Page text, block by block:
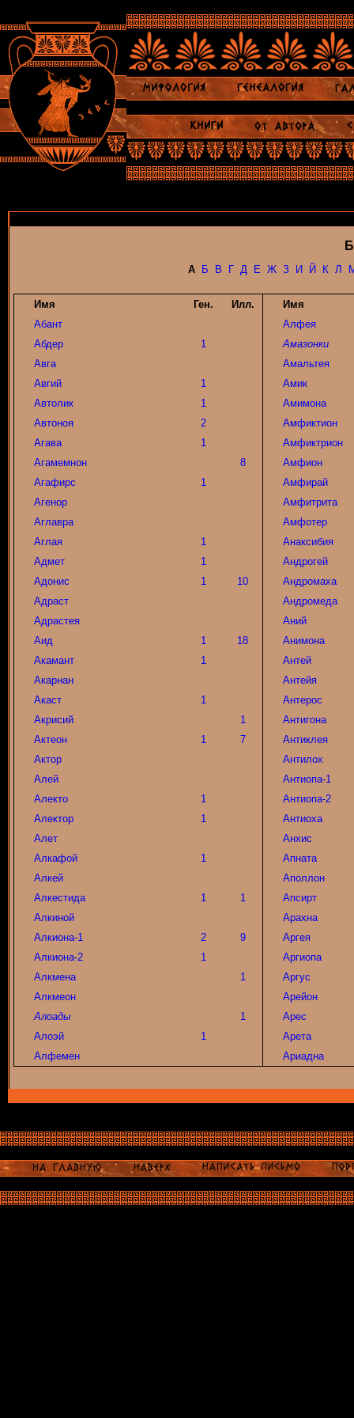
А Б В Г Д Е Ж З И Й К Л
Имя Ген.
Илл.
Абант
Абдер
1
Авга
Авгий
1
Автолик
1
Автоноя
2
Агава
1
Агамемнон
8
Агафирс
1
Агенор
Аглавра
Аглая
1
Адмет
1
Адонис
1
10
Адраст
Адрастея
Аид
1
18
Акамант
1
Акарнан
Акаст
1
Акрисий
1
Актеон
1
7
Актор
Алей
Алекто
1
Алектор
1
Алет
Алкафой
1
Алкей
Алкестида
1
1
Алкиной
Алкиона-1
2
9
Алкиона-2
1
Алкмена
1
Алкмеон
Алоады
1
Алоэй
1
Алфемен
Имя
Алфея
Амазонки
Амальтея
Амик
Амимона
Амфиктион
Амфиктрион
Амфион
Амфирай
Амфитрита
Амфотер
Анаксибия
Андрогей
Андромаха
Андромеда
Аний
Анимона
Антей
Антейя
Антерос
Антигона
Антиклея
Антилох
Антиопа-1
Антиопа-2
Антиоха
Анхис
Апната
Аполлон
Апсирт
Арахна
Аргея
Аргиопа
Аргус
Арейон
Арес
Арета
Ариадна